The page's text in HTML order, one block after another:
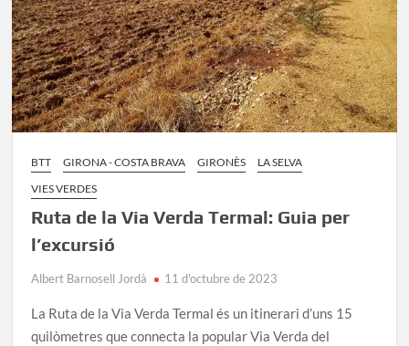
BTT GIRONA - COSTA BRAVA GIRONÈS
LA SELVA
VIES VERDES
Ruta de la Via Verda Termal: Guia per
l’excursió
Albert Barnosell Jordà 11 d'octubre de 2023
La Ruta de la Via Verda Termal és un itinerari d’uns 15
quilòmetres que connecta la popular Via Verda del